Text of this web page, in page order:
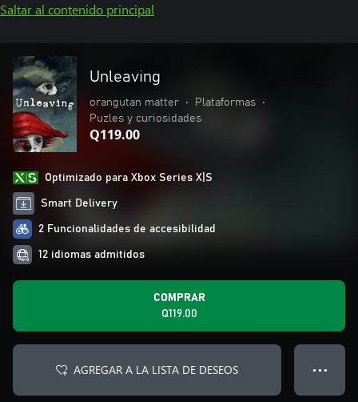
Saltar al contenido principal
Unleaving
orangutan matter • Plataformas
•
Puzles y curiosidades
Q119.00
Optimizado para Xbox Series X|S
Smart Delivery
2 Funcionalidades de accesibilidad
12 idiomas admitidos
COMPRAR
Q119.00
AGREGAR A LA LISTA DE DESEOS ● ● ●